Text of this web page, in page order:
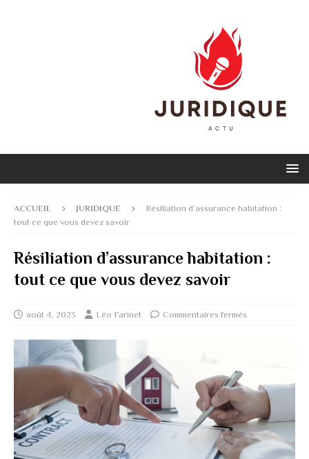
ACCUEIL JURIDIQUE
Résiliation d’assurance habitation :
tout ce que vous devez savoir
Résiliation d’assurance habitation :
tout ce que vous devez savoir
août 4, 2023 Léo Farinet Commentaires fermés